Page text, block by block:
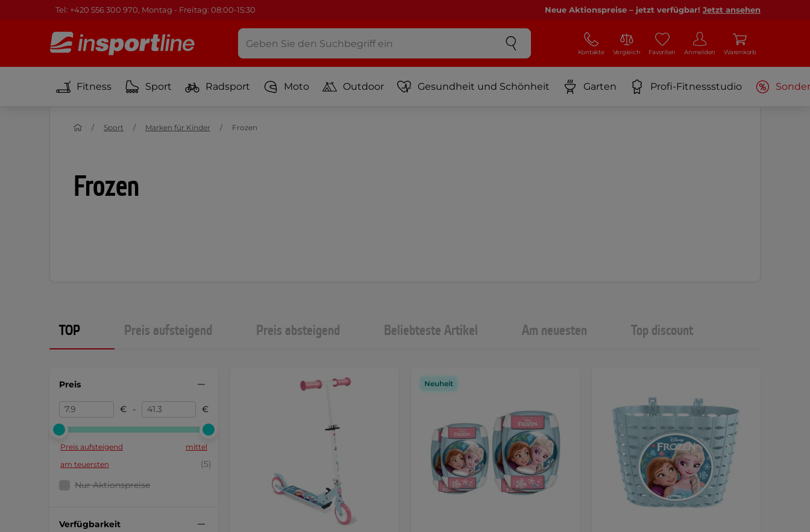
Tel: +420 556 300 970, Montag - Freitag: 08:00-15:30 Neue Aktionspreise – jetzt verfügbar! Jetzt ansehen
Kontakte Vergleich Favoriten Anmelden Warenkorb
Fitness Sport Radsport Moto Outdoor Gesundheit und Schönheit Garten Profi-Fitnessstudio
Frozen
Sport Marken für Kinder Frozen
TOP Preis aufsteigend Preis absteigend Beliebteste Artikel Am neuesten Top discount
Preis
€ - €
Preis aufsteigend
mittel
am teuersten
(5)
Nur Aktionspreise
Verfügbarkeit
Neuheit